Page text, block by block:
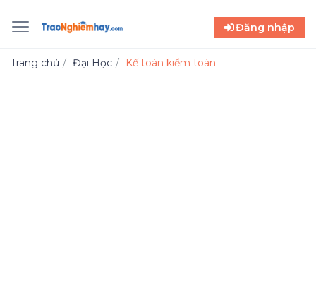
Đăng nhập
Trang chủ Đại Học Kế toán kiểm toán